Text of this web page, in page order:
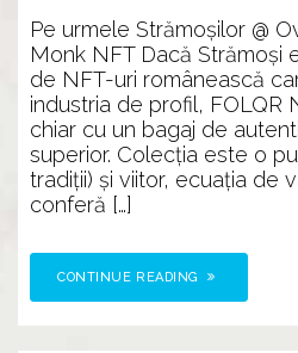
NFT-
uri
FOLQR
Pe urmele Strămoșilor @
Monk NFT Dacă Strămoși
de NFT-uri românească
industria de profil, FOLQR
chiar cu un bagaj de
superior. Colecția este o
tradiții) și viitor, ecuația de
conferă […]
CONTINUE READING